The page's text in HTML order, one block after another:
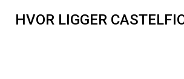
HVOR LIGGER